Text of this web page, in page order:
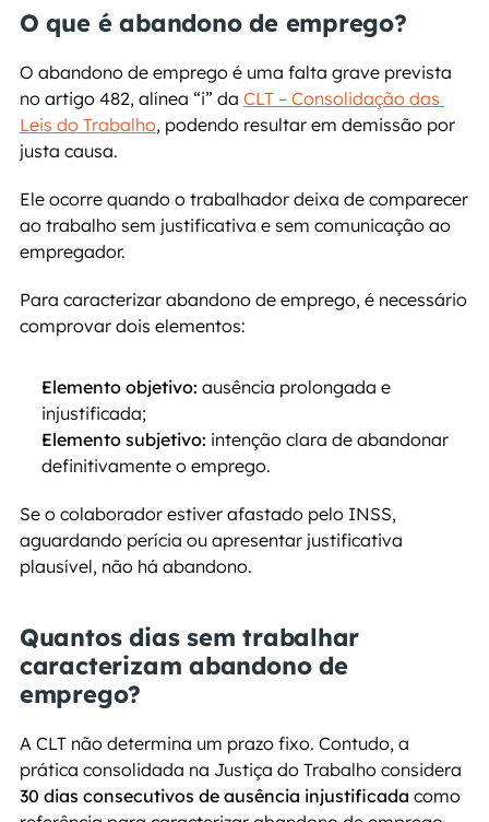
O que é abandono de emprego?
O abandono de emprego é uma falta grave prevista
no artigo 482, alínea “i” da CLT – Consolidação das
Leis do Trabalho, podendo resultar em demissão por
justa causa.
Ele ocorre quando o trabalhador deixa de comparecer
ao trabalho sem justificativa e sem comunicação ao
empregador.
Para caracterizar abandono de emprego, é necessário
comprovar dois elementos:
Elemento objetivo: ausência prolongada e
injustificada;
Elemento subjetivo: intenção clara de abandonar
definitivamente o emprego.
Se o colaborador estiver afastado pelo INSS,
aguardando perícia ou apresentar justificativa
plausível, não há abandono.
Quantos dias sem trabalhar
caracterizam abandono de
emprego?
A CLT não determina um prazo fixo. Contudo, a
30 dias consecutivos de ausência injustificada como